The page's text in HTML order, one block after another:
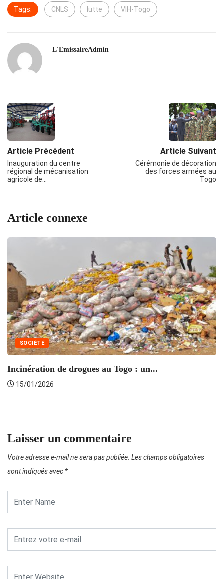
Tags: CNLS lutte VIH-Togo
L'EmissaireAdmin
Article Précédent
Inauguration du centre
régional de mécanisation
agricole de…
Article Suivant
Cérémonie de décoration
des forces armées au
Togo
Article connexe
SOCIÉTÉ
Incinération de drogues au Togo : un...
15/01/2026
Laisser un commentaire
Votre adresse e-mail ne sera pas publiée. Les champs obligatoires
sont indiqués avec *